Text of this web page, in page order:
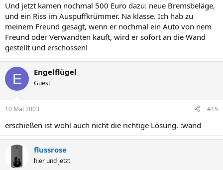
Und jetzt kamen nochmal 500 Euro dazu: neue Bremsbeläge,
und ein Riss im Auspuffkrümmer. Na klasse. Ich hab zu
meinem Freund gesagt, wenn er nochmal ein Auto von nem
Freund oder Verwandten kauft, wird er sofort an die Wand
gestellt und erschossen!
E Engelflügel
Guest
10 Mai 2003 #15
erschießen ist wohl auch nicht die richtige Lösung. :wand
flussrose
hier und jetzt